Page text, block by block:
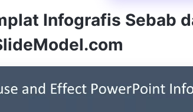
Infografis Sebab